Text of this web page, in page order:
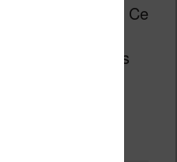
et la page noire. Ce
à une fonction
utile : une fois
est
et les
très bien.